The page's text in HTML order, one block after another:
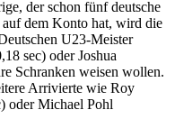
der schon fünf deutsche
dem Konto hat, wird die
U23-Meister
sec) oder Joshua
Schranken weisen wollen.
Arrivierte wie Roy
oder Michael Pohl